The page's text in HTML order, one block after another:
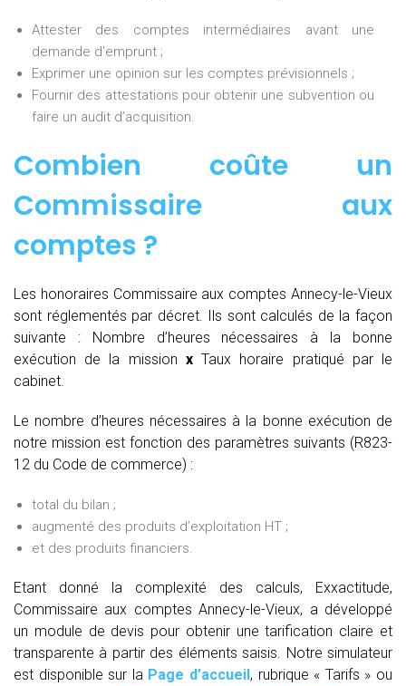
Attester des comptes intermédiaires avant une
demande d’emprunt ;
Exprimer une opinion sur les comptes prévisionnels ;
Fournir des attestations pour obtenir une subvention ou
faire un audit d’acquisition.
Combien coûte un
Commissaire aux
comptes ?
Les honoraires Commissaire aux comptes Annecy-le-Vieux
sont réglementés par décret. Ils sont calculés de la façon
suivante :
Nombre d’heures nécessaires à la bonne
exécution de la mission xTaux horaire pratiqué par le
cabinet.
Le nombre d’heures nécessaires à la bonne exécution de
notre mission est fonction des paramètres suivants (R823-
12 du Code de commerce) :
total du bilan ;
augmenté des produits d’exploitation HT ;
et des produits financiers.
Etant donné la complexité des calculs, Exxactitude,
Commissaire aux comptes Annecy-le-Vieux, a développé
un module de devis pour obtenir une tarification claire et
transparente à partir des éléments saisis. Notre simulateur
est disponible sur la Page d’accueil, rubrique « Tarifs » ou